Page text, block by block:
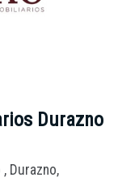
Durazno
Durazno,